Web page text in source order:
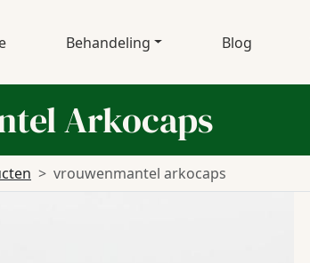
Behandeling Blog
Arkocaps
vrouwenmantel arkocaps